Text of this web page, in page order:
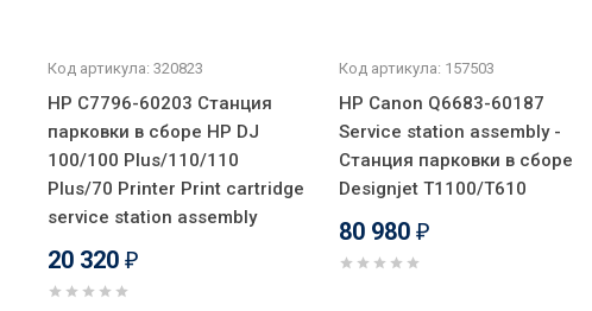
Код артикула: 320823
HP C7796-60203 Станция
парковки в сборе HP DJ
100/100 Plus/110/110
Plus/70 Printer Print cartridge
service station assembly
20 320 ₽
Код артикула: 157503
HP Canon Q6683-60187
Service station assembly -
Станция парковки в сборе
Designjet T1100/T610
80 980 ₽